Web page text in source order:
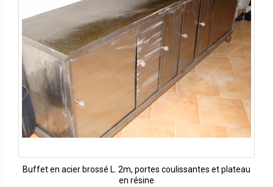
Buffet en acier brossé L. 2m, portes coulissantes et plateau
en résine